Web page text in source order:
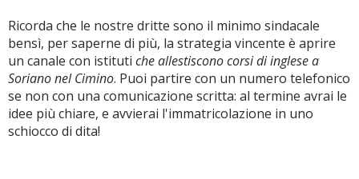
Ricorda che le nostre dritte sono il minimo sindacale
bensì, per saperne di più, la strategia vincente è aprire
un canale con istituti che allestiscono corsi di inglese a
Soriano nel Cimino. Puoi partire con un numero telefonico
se non con una comunicazione scritta: al termine avrai le
idee più chiare, e avvierai l'immatricolazione in uno
schiocco di dita!